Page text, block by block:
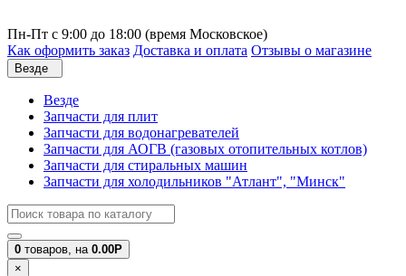
Пн-Пт с 9:00 до 18:00 (время Московское)
Как оформить заказ Доставка и оплата Отзывы о магазине
Везде
Везде
Запчасти для плит
Запчасти для водонагревателей
Запчасти для АОГВ (газовых отопительных котлов)
Запчасти для стиральных машин
Запчасти для холодильников "Атлант", "Минск"
0 товаров, на 0.00Р
×